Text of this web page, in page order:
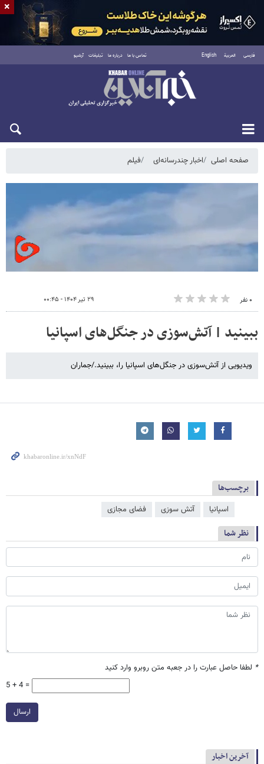
فارسی العربية English تماس با ما درباره ما تبلیغات آرشیو
یکشنبه ۱۸ مرداد ۱۴۰۵
صفحه اصلی اخبار چندرسانه‌ای فیلم
۰ نفر ۲۹ تیر ۱۴۰۴ - ۰۰:۴۵
ببینید | آتش‌سوزی در جنگل‌های اسپانیا
ویدیویی از آتش‌سوزی در جنگل‌های اسپانیا را، ببینید./جماران
برچسب‌ها
اسپانیا آتش سوزی فضای مجازی
نظر شما
* لطفا حاصل عبارت را در جعبه متن روبرو وارد کنید
5 + 4 =
ارسال
آخرین اخبار
×